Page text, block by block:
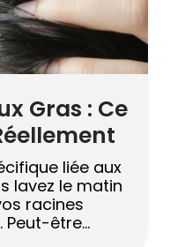
Gras : Ce
liée aux
lavez le matin
racines
Peut-être